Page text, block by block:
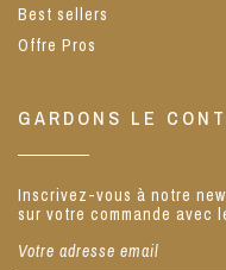
Best sellers
Offre Pros
GARDONS LE
Inscrivez-vous à notre
sur votre commande avec